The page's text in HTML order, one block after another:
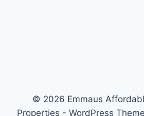
© 2026 Emmaus
Properties - WordPress